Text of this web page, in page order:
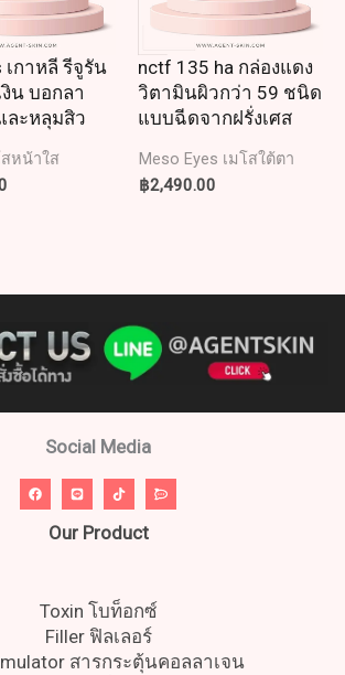
เกาหลี รีจูรัน
น บอกลา
ละหลุมสิว
หน้าใส
nctf 135 ha กล่องแดง
วิตามินผิวกว่า 59 ชนิด
แบบฉีดจากฝรั่งเศส
Meso Eyes เมโสใต้ตา
฿2,490.00
Social Media
Our Product
Toxin โบท็อกซ์
Filler ฟิลเลอร์
สารกระตุ้นคอลลาเจน